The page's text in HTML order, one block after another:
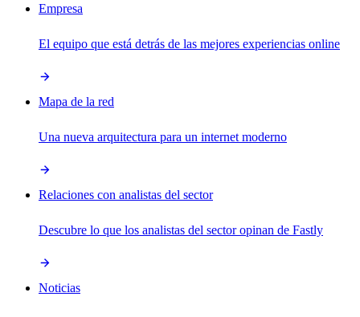
Empresa
El equipo que está detrás de las mejores experiencias online
Mapa de la red
Una nueva arquitectura para un internet moderno
Relaciones con analistas del sector
Descubre lo que los analistas del sector opinan de Fastly
Noticias